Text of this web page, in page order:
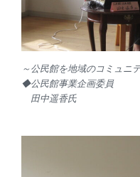
～公民館を地域のコミュニ
◆公民館事業企画委員
田中遥香氏